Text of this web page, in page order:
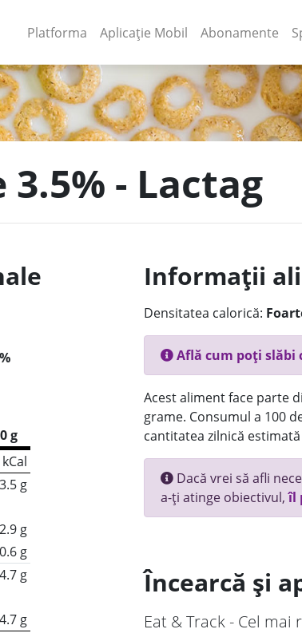
Platforma (current)
Aplicație Mobil (current)
Abonamente
- Lactag
g
3.5 g
2.9 g
0.6 g
4.7 g
4.7 g
Informații
Densitatea calorică:
Află cum poți slăbi
Acest aliment face parte
grame. Consumul a 100
cantitatea zilnică
Dacă vrei să afli
a-ți atinge obiectivul,îl
Încearcă și
Eat & Track - Cel